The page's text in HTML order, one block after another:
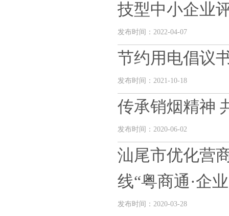
技型中小企业
发布时间：2022-04-07
节约用电倡议
发布时间：2021-10-18
传承销烟精神
发布时间：2020-06-02
汕尾市优化营
线“粤商通·企
发布时间：2020-03-28